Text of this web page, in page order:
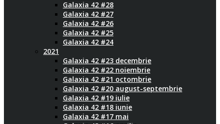
Galaxia 42 #28
Galaxia 42 #27
Galaxia 42 #26
Galaxia 42 #25
Galaxia 42 #24
2021
Galaxia 42 #23 decembrie
Galaxia 42 #22 noiembrie
Galaxia 42 #21 octombrie
Galaxia 42 #20 august-septembrie
Galaxia 42 #19 iulie
Galaxia 42 #18 iunie
Galaxia 42 #17 mai